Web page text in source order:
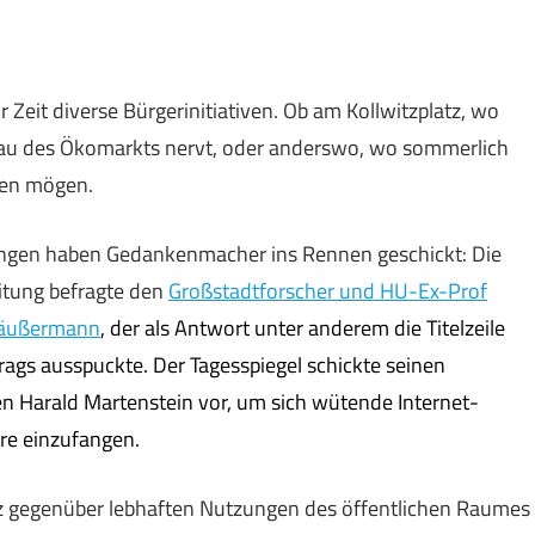
diverse Bürgerinitiativen. Ob am Kollwitzplatz, wo
des Ökomarkts nervt, oder anderswo, wo sommerlich
mögen.
haben Gedankenmacher ins Rennen geschickt: Die
befragte den Großstadtforscher und HU-Ex-Prof
, der als Antwort unter anderem die Titelzeile
ausspuckte. Der Tagesspiegelschickteseinen
Harald Martenstein vor, um sich wütende Internet-
einzufangen.
lebhaften Nutzungen des öffentlichen Raumes